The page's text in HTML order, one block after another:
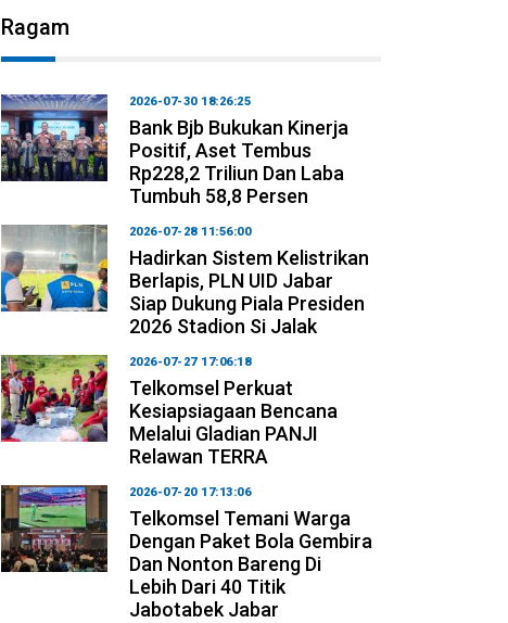
Ragam
2026-07-30 18:26:25
Bank Bjb Bukukan Kinerja
Positif, Aset Tembus
Rp228,2 Triliun Dan Laba
Tumbuh 58,8 Persen
2026-07-28 11:56:00
Hadirkan Sistem Kelistrikan
Berlapis, PLN UID Jabar
Siap Dukung Piala Presiden
2026 Stadion Si Jalak
2026-07-27 17:06:18
Telkomsel Perkuat
Kesiapsiagaan Bencana
Melalui Gladian PANJI
Relawan TERRA
2026-07-20 17:13:06
Telkomsel Temani Warga
Dengan Paket Bola Gembira
Dan Nonton Bareng Di
Lebih Dari 40 Titik
Jabotabek Jabar